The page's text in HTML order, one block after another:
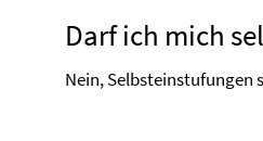
Darf ich mich
Nein, Selbsteinstufungen